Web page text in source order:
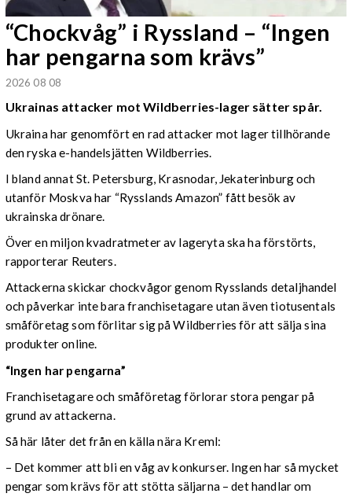
“Chockvåg” i Ryssland – “Ingen
har pengarna som krävs”
2026 08 08
Ukrainas attacker mot Wildberries-lager sätter spår.
Ukraina har genomfört en rad attacker mot lager tillhörande
den ryska e-handelsjätten Wildberries.
I bland annat St. Petersburg, Krasnodar, Jekaterinburg och
utanför Moskva har “Rysslands Amazon” fått besök av
ukrainska drönare.
Över en miljon kvadratmeter av lageryta ska ha förstörts,
rapporterar Reuters.
Attackerna skickar chockvågor genom Rysslands detaljhandel
och påverkar inte bara franchisetagare utan även tiotusentals
småföretag som förlitar sig på Wildberries för att sälja sina
produkter online.
“Ingen har pengarna”
Franchisetagare och småföretag förlorar stora pengar på
grund av attackerna.
Så här låter det från en källa nära Kreml:
– Det kommer att bli en våg av konkurser. Ingen har så mycket
pengar som krävs för att stötta säljarna – det handlar om